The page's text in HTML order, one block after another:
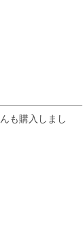
も購入しまし